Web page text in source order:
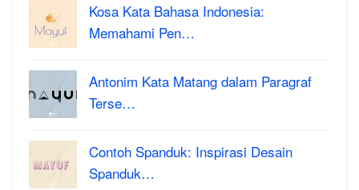
Kosa Kata Bahasa Indonesia:
Memahami Pen…
Antonim Kata Matang dalam Paragraf
Terse…
Contoh Spanduk: Inspirasi Desain
Spanduk…